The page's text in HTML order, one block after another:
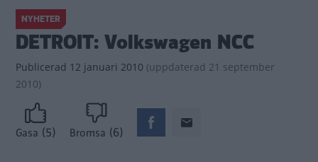
NYHETER
DETROIT: Volkswagen NCC
Publicerad 12 januari 2010 (uppdaterad 21 september
2010)
Gasa (5) Bromsa (6)